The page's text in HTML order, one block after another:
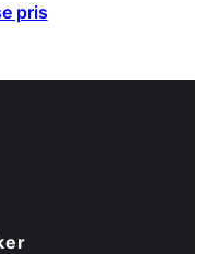
pris